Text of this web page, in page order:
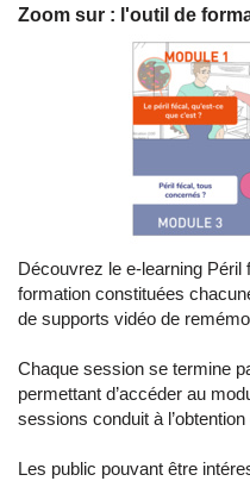
Zoom sur : l'outil de
Découvrez le e-learning
formation constituées
de supports vidéo de
Chaque session se termine
permettant d’accéder au
sessions conduit à
Les public pouvant être